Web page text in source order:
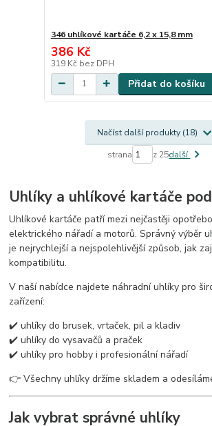
346 uhlíkové kartáče 6,2 x 15,8 mm
386 Kč
319 Kč bez DPH
Přidat do košíku
Načíst další produkty (18)
strana z 25další
Uhlíky a uhlíkové kartáče
Uhlíkové kartáče patří mezi nejčastěji
elektrického nářadí a motorů. Správný výběr
je nejrychlejší a nejspolehlivější způsob, jak
kompatibilitu.
V naší nabídce najdete náhradní uhlíky pro
zařízení:
✔️ uhlíky do brusek, vrtaček, pil a kladiv
✔️ uhlíky do vysavačů a praček
✔️ uhlíky pro hobby i profesionální nářadí
👉 Všechny uhlíky držíme skladem a
Jak vybrat správné uhlíky